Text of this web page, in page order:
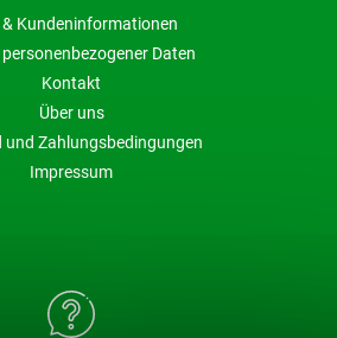
& Kundeninformationen
Daten
Kontakt
Über uns
und Zahlungsbedingungen
Impressum